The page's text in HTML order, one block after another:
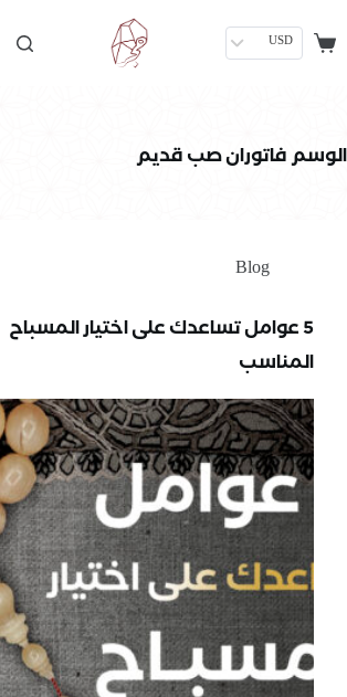
USD
الوسمفاتوران صب قديم
Blog
5 عوامل تساعدك على اختيار المسباح
المناسب